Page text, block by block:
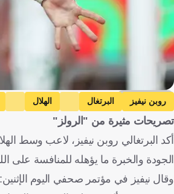
Getty Images
روبن نيفيز البرتغال الهلال
تصريحات مثيرة من "الرولز"
أكد البرتغالي روبن نيفيز، لاعب وسط
الجودة والخبرة ما يؤهله للمنافسة على
وقال نيفيز في مؤتمر صحفي اليوم